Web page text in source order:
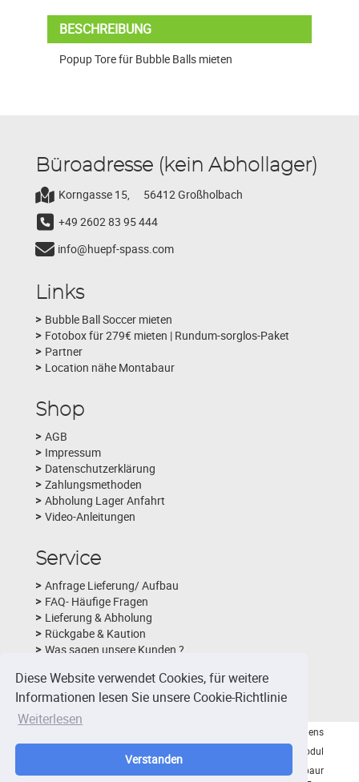
Diese Website verwendet Cookies, für weitere
Informationen lesen Sie unsere Cookie-Richtlinie
Weiterlesen
Verstanden
BESCHREIBUNG
Popup Tore für Bubble Balls mieten
Büroadresse (kein Abhollager)
Korngasse 15,
56412 Großholbach
+49 2602 83 95 444
info@huepf-spass.com
Links
Bubble Ball Soccer mieten
Fotobox für 279€ mieten | Rundum-sorglos-Paket
Partner
Location nähe Montabaur
Shop
AGB
Impressum
Datenschutzerklärung
Zahlungsmethoden
Abholung Lager Anfahrt
Video-Anleitungen
Service
Anfrage Lieferung/ Aufbau
FAQ- Häufige Fragen
Lieferung & Abholung
Rückgabe & Kaution
Was sagen unsere Kunden ?
Fotobox-Layouts
© 2026 - Viktor Nidens
Hüpfburg & Eventmodul
Verleih Montabaur